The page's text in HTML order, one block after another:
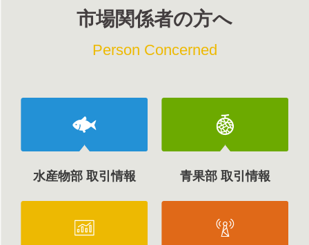
市場関係者の方へ
Person Concerned
水産物部 取引情報 青果部 取引情報